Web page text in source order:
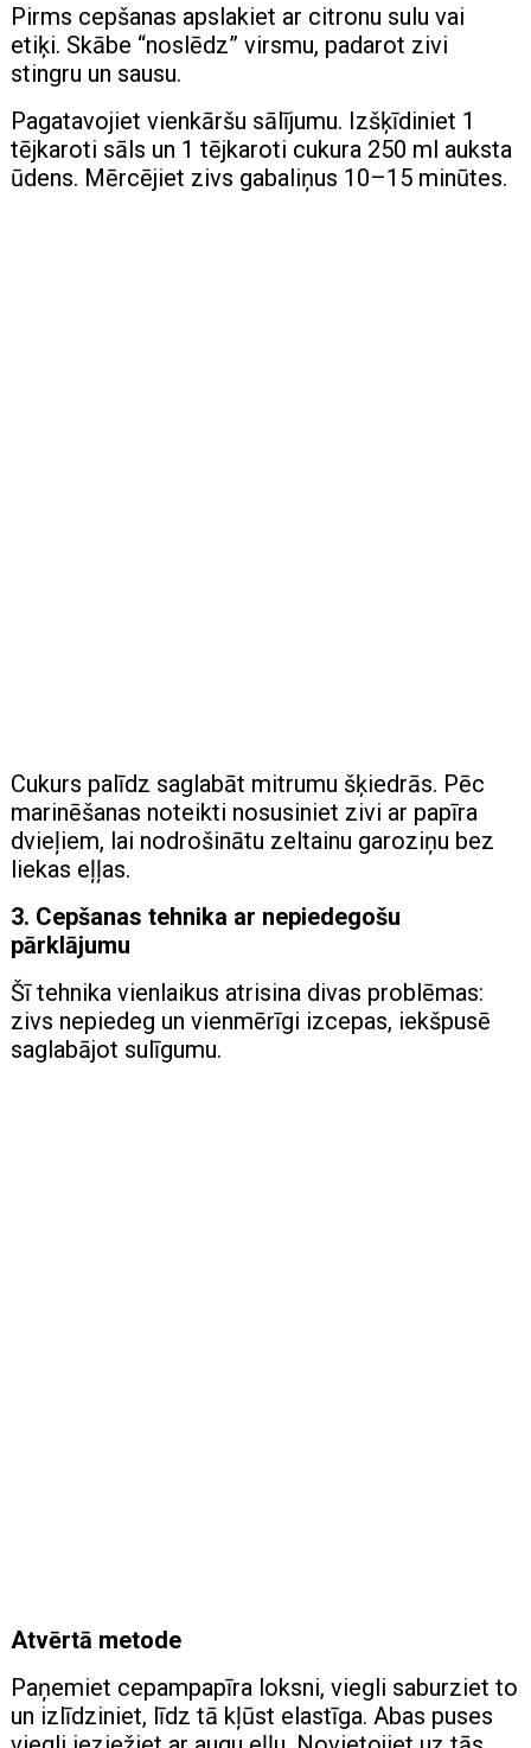
Pirms cepšanas apslakiet ar citronu sulu vai
etiķi. Skābe “noslēdz” virsmu, padarot zivi
stingru un sausu.
Pagatavojiet vienkāršu sālījumu. Izšķīdiniet 1
tējkaroti sāls un 1 tējkaroti cukura 250 ml auksta
ūdens. Mērcējiet zivs gabaliņus 10–15 minūtes.
Cukurs palīdz saglabāt mitrumu šķiedrās. Pēc
marinēšanas noteikti nosusiniet zivi ar papīra
dvieļiem, lai nodrošinātu zeltainu garoziņu bez
liekas eļļas.
3. Cepšanas tehnika ar nepiedegošu
pārklājumu
Šī tehnika vienlaikus atrisina divas problēmas:
zivs nepiedeg un vienmērīgi izcepas, iekšpusē
saglabājot sulīgumu.
Atvērtā metode
Paņemiet cepampapīra loksni, viegli saburziet to
un izlīdziniet, līdz tā kļūst elastīga. Abas puses